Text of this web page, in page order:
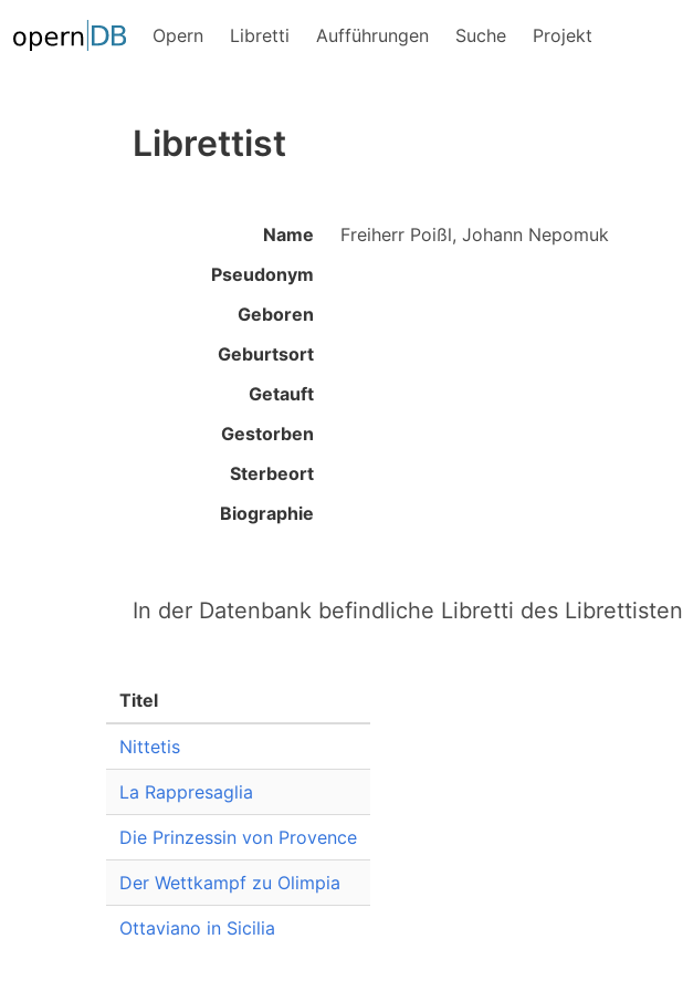
Opern Libretti Aufführungen Suche Projekt
Librettist
Name
Freiherr Poißl, Johann Nepomuk
Pseudonym
Geboren
Geburtsort
Getauft
Gestorben
Sterbeort
Biographie
In der Datenbank befindliche Libretti des Librettisten
Titel
Nittetis
La Rappresaglia
Die Prinzessin von Provence
Der Wettkampf zu Olimpia
Ottaviano in Sicilia